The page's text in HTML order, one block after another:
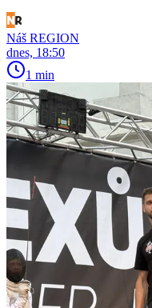
Náš REGION
dnes, 18:50
1 min